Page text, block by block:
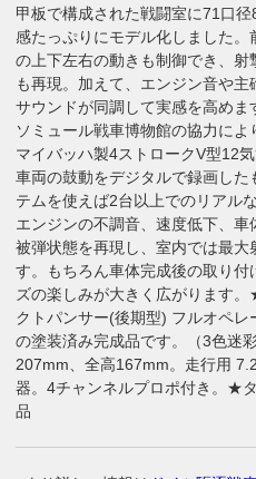
甲板で構成された戦闘室に71口
感たっぷりにモデル化しました
の上下左右の動きも制御でき、
も再現。加えて、エンジン音や
サウンドが同調して実感を高め
ソミュール戦車博物館の協力に
マイバッハ製4ストロークV型12
車両の鼓動をデジタルで録画し
テムを使えば2台以上でのリアル
エンジンの不調音、速度低下、
被弾状態を再現し、室内では最大
す。もちろん車体完成後の取り
ズの楽しみが大きく広がります
クトパンサー(後期型) フルオペレ
の塗装済み完成品です。（3色迷
207mm、全高167mm。走行用
器。4チャンネルプロポ付き。★
品